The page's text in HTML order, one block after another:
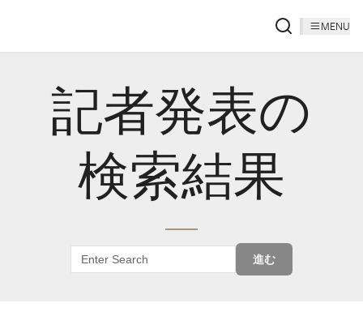
MENU
記者発表の
検索結果
進む